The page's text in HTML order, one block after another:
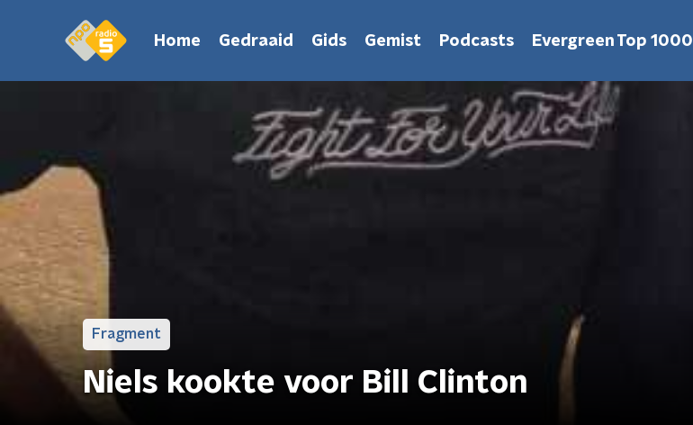
Home Gedraaid Gids Gemist Podcasts Evergreen Top 1000
Fragment
Niels kookte voor Bill Clinton